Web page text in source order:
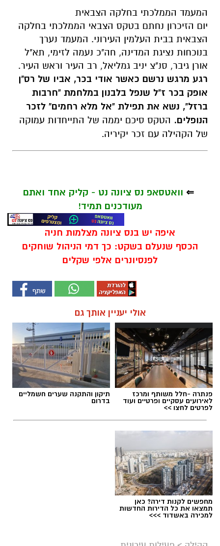
המעמד הממלכתי בחלקה הצבאית
יום הזיכרון נחתם בטקס הצבאי הממלכתי בחלקה
הצבאית בבית העלמין העירוני. המעמד נערך
בנוכחות נציגת המדינה, חה"כ נעמה לזימי, תא"ל
אורן גיבר, סנ"צ יניב גמליאל, רב העיר וראש העיר.
רגע מרגש נרשם כאשר אודי בכר, אביו של רס"ן
אופק בכר ז"ל שנפל בלבנון במלחמת "חרבות
ברזל", נשא את תפילת "אל מלא רחמים" לזכר
הנופלים. הטקס סיכם יממה של התייחדות עמוקה
של הקהילה עם זכר יקיריה.
⇐ וואטסאפ נס ציונה נט - קליק אחד ואתם
מעודכנים תמיד!
איפה יש בנס ציונה מצלמות חניה
הכסף שנעלם בשקט: כך דמי הניהול שוחקים
לפנסיונרים אלפי שקלים
אולי יעניין אותך גם
פנתרה -חלל משותף ומרכז
לאירועים עסקיים ופרטיים ועוד
לפרטים לחצו >>
תיקון והתקנה שערים חשמליים
בדרום
מחפשים לקנות דירה? כאן
תמצאו את כל הדירות החדשות
למכירה באשדוד >>>